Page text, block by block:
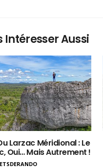
Intéresser Aussi
Larzac Méridional : Le
Oui… Mais Autrement !